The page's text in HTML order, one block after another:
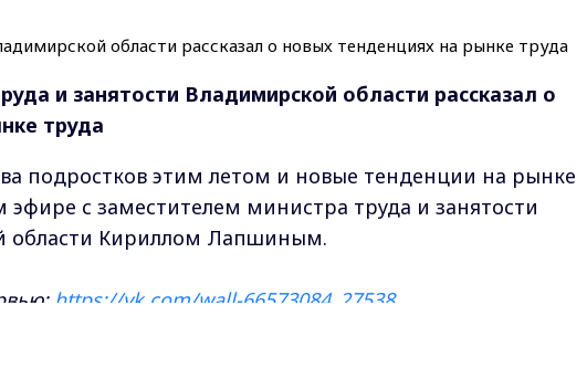
и занятости Владимирской области рассказал о
труда
подростков этим летом и новые тенденции на рынке
с заместителем министра труда и занятости
области Кириллом Лапшиным.
https://vk.com/wall-66573084_27538